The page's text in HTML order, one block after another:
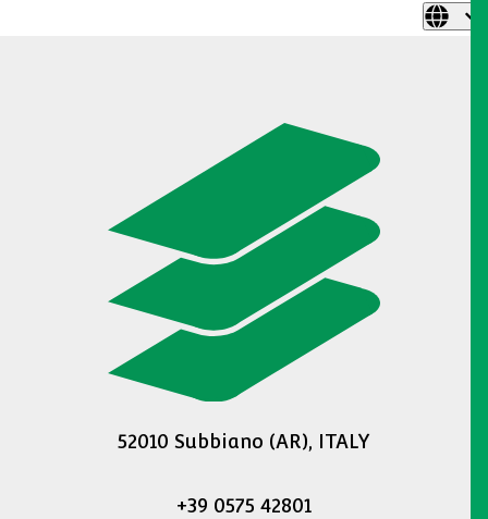
52010 Subbiano (AR), ITALY
+39 0575 42801